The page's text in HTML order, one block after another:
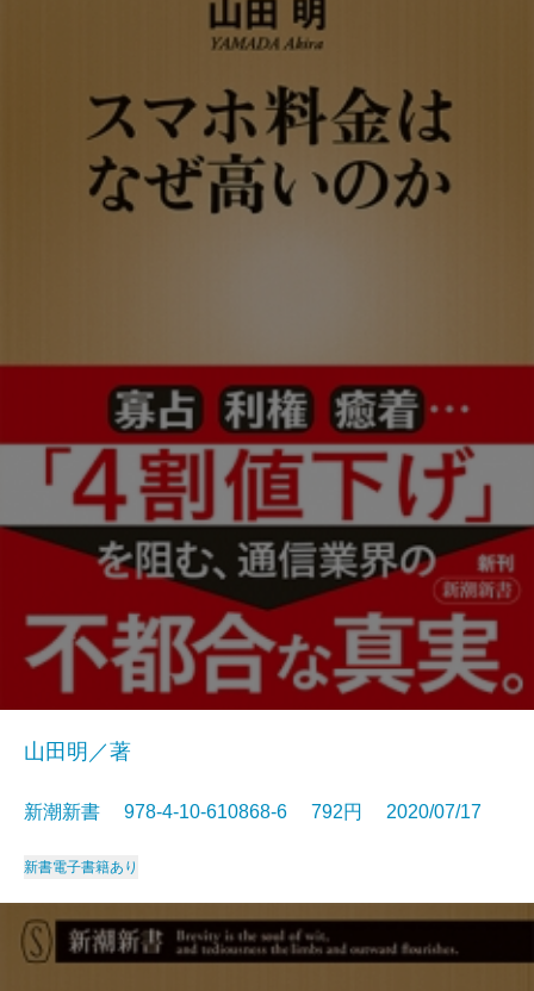
山田明／著
新潮新書 978-4-10-610868-6 792円 2020/07/17
新書電子書籍あり